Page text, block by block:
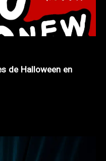
de Halloween en